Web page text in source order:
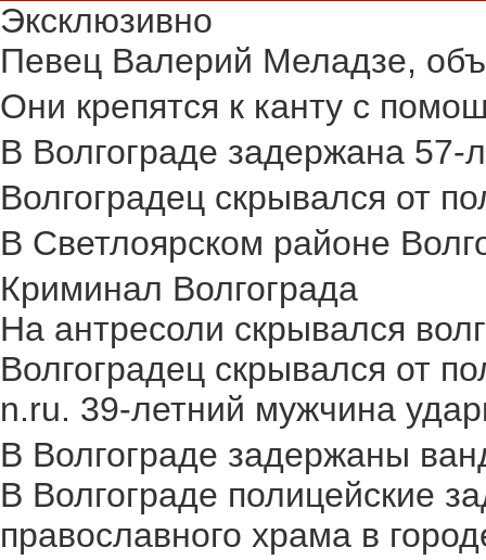
Эксклюзивно
Певец Валерий Меладзе,
Они крепятся к канту с
В Волгограде задержана 57-
Волгоградец скрывался от
В Светлоярском районе
Криминал Волгограда
На антресоли скрывался
Волгоградец скрывался от
n.ru. 39-летний мужчина
В Волгограде задержаны
В Волгограде полицейские
православного храма в